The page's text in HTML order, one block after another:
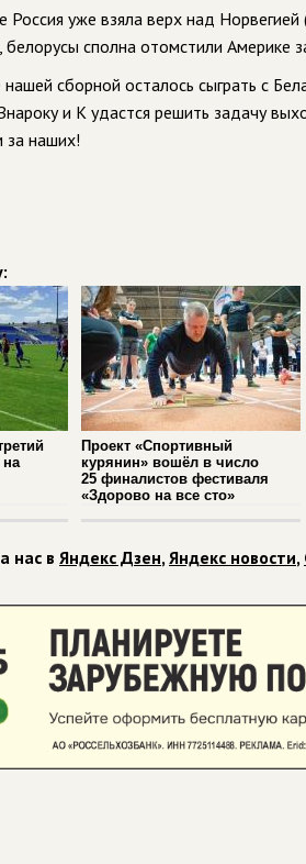
уже взяла верх над
сполна отомстили Америке
сборной осталось сыграть с
и К удастся решить задачу
за наших!
на
Проект «Спортивный
курянин» вошёл в число
25 финалистов фестиваля
«Здорово на все сто»
нас в Яндекс Дзен,Яндекс новости,